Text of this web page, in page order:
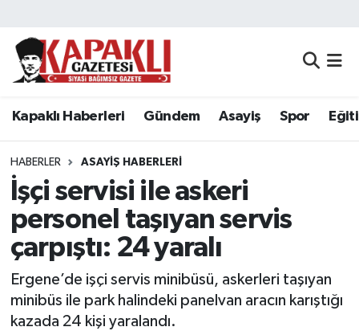
Kapaklı Haberleri Gündem Asayiş Spor
HABERLER ASAYIŞ HABERLERI
İşçi servisi ile askeri
personel taşıyan servis
çarpıştı: 24 yaralı
Ergene’de işçi servis minibüsü, askerleri taşıyan
minibüs ile park halindeki panelvan aracın karıştığı
kazada 24 kişi yaralandı.
Kapaklı Haberleri
Asayiş
Spor
Eğitim
Siyaset
Resmi Reklamlar
Tekirdağ Nöbetçi Eczaneler
Tekirdağ Namaz Vakitleri
Tekirdağ Trafik Yoğunluk Haritası
Süper Lig Puan Durumu ve Fikstür
Tüm Manşetler
Son Dakika Haberleri